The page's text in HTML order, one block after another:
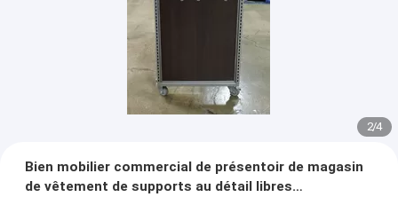
2/4
Bien mobilier commercial de présentoir de magasin
de vêtement de supports au détail libres